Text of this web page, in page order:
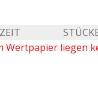
Wertpapier liegen